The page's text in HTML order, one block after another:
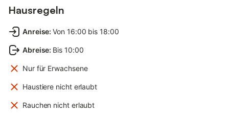
Hausregeln
Anreise: Von 16:00 bis 18:00
Abreise: Bis 10:00
Nur für Erwachsene
Haustiere nicht erlaubt
Rauchen nicht erlaubt